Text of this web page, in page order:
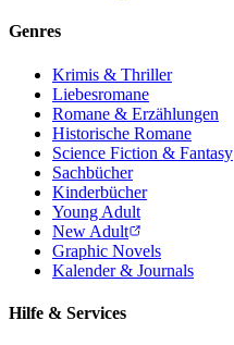
Genres
Krimis & Thriller
Liebesromane
Romane & Erzählungen
Historische Romane
Science Fiction & Fantasy
Sachbücher
Kinderbücher
Young Adult
New Adult
Graphic Novels
Kalender & Journals
Hilfe & Services